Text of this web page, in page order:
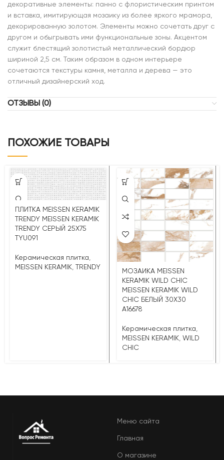
декоративные элементы: панно с флористическим принтом
и вставка, имитирующая мозаику из более яркого мрамора,
декорированную золотом. Элементы можно сочетать друг с
другом и обыгрывать ими функциональные зоны. Акцентом
служит блестящий золотистый металлический бордюр
шириной 2,5 см. Таким образом в одном интерьере
сочетаются текстуры камня, металла и дерева — это
отличный дизайнерский ход.
ОТЗЫВЫ (0)
ПОХОЖИЕ ТОВАРЫ
ПЛИТКА MEISSEN KERAMIK
TRENDY MEISSEN KERAMIK
TRENDY СЕРЫЙ 25X75
TYU091
Керамическая плитка
MEISSEN KERAMIK TRENDY
МОЗАИКА MEISSEN
KERAMIK WILD CHIC
MEISSEN KERAMIK WILD
CHIC БЕЛЫЙ 30X30
A16678
Керамическая плитка,
MEISSEN KERAMIK, WILD
CHIC
Меню сайта
Главная
О магазине